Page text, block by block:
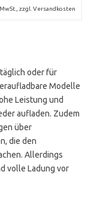
zzgl. Versandkosten
oder für
Modelle
Leistung und
aufladen. Zudem
über
die den
Allerdings
volle Ladung vor